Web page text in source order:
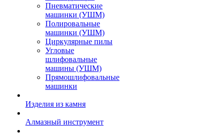
Пневматические
машинки (УШМ)
Полировальные
машинки (УШМ)
Циркулярные пилы
Угловые
шлифовальные
машины (УШМ)
Прямошлифовальные
машинки
Изделия из камня
Алмазный инструмент